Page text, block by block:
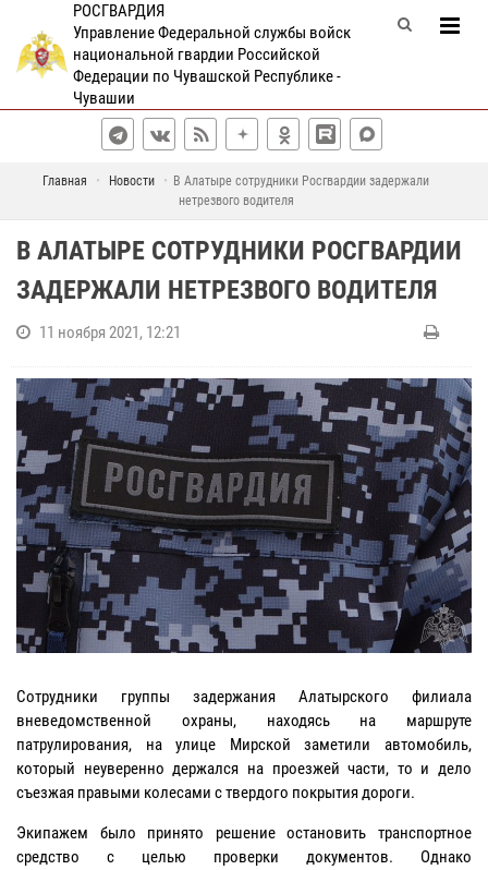
РОСГВАРДИЯ
Управление Федеральной службы войск
национальной гвардии Российской
Федерации по Чувашской Республике -
Чувашии
Главная Новости
В Алатыре сотрудники Росгвардии задержали
нетрезвого водителя
В АЛАТЫРЕ СОТРУДНИКИ РОСГВАРДИИ
ЗАДЕРЖАЛИ НЕТРЕЗВОГО ВОДИТЕЛЯ
11 ноября 2021, 12:21
Сотрудники группы задержания Алатырского филиала
вневедомственной охраны, находясь на маршруте
патрулирования, на улице Мирской заметили автомобиль,
который неуверенно держался на проезжей части, то и дело
съезжая правыми колесами с твердого покрытия дороги.
Экипажем было принято решение остановить транспортное
средство с целью проверки документов. Однако